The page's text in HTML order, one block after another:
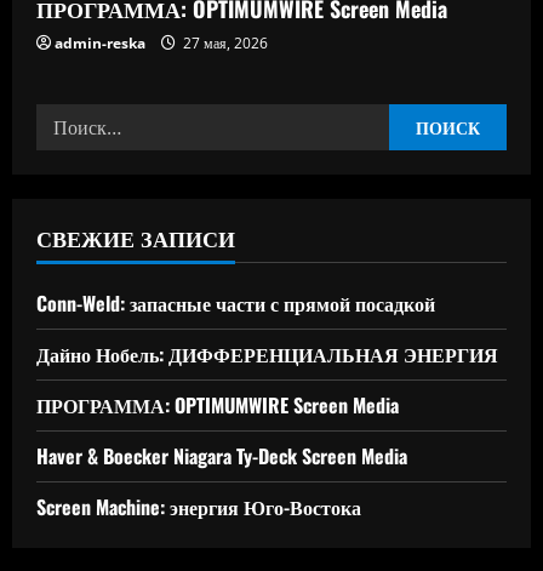
ПРОГРАММА: OPTIMUMWIRE Screen Media
admin-reska 27 мая, 2026
Найти:
СВЕЖИЕ ЗАПИСИ
Conn-Weld: запасные части с прямой посадкой
Дайно Нобель: ДИФФЕРЕНЦИАЛЬНАЯ ЭНЕРГИЯ
ПРОГРАММА: OPTIMUMWIRE Screen Media
Haver & Boecker Niagara Ty-Deck Screen Media
Screen Machine: энергия Юго-Востока